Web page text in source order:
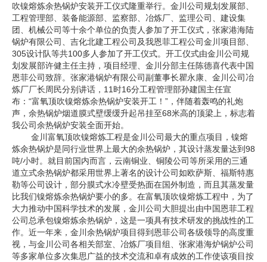
镁钛
地矿 建设
党建工作
企业文化
《资源再生》杂志
行情报价
数字报
吹镍熔炼余热锅炉安装开工仪式隆重举行。金川公司规划发展部、
工程管理部、装备能源部、监察部、冶炼厂、监理公司、建设集
团、机械公司等十余个单位的负责人参加了开工仪式，张家港海陆
锅炉有限公司、吉化北建工程公司及我恩菲工程公司金川项目部、
305设计队等共100多人参加了开工仪式。开工仪式由金川公司规
划发展部许健主任主持，项目经理、金川分部主任陈德喜代表中国
恩菲公司致辞。张家港锅炉有限公司副董事长瞿永康、金川公司冶
炼厂厂长周民分别讲话，11时16分工程管理部孙建国主任宣
布：“富氧顶吹镍熔炼余热锅炉安装开工！”，伴随着轰鸣的礼炮
声，余热锅炉烟道膜式壁缓缓升起吊挂至68米高的顶梁上，标志着
我公司余热锅炉安装全面开始。
金川富氧顶吹镍熔炼工程是金川公司最大的重点项目，镍熔
炼余热锅炉是同行业世界上最大的余热锅炉，其设计蒸发量达到98
吨/小时。就目前国内而言，云南铜业、铜陵公司等所采用的三通
道立式余热锅炉都采用世界上著名的设计公司如欧萨斯、福斯特惠
勒等公司设计，部分膜式水冷壁受热面在国外制造，而且其蒸发量
比我们镍熔炼余热锅炉要小的多。在富氧顶吹镍熔炼工程中，为了
大力推动中国科学技术的发展，金川公司大胆提出由中国恩菲工程
公司总承包镍熔炼余热锅炉，这是一项具有技术研发的挑战性的工
作。近一年来，金川余热锅炉项目得到恩菲公司各级领导的高度重
视，与金川公司各相关部室、冶炼厂项目组、张家港海炉锅炉公司
等多家单位多次集思广益的技术交流和卓有成效的工作使该项目按